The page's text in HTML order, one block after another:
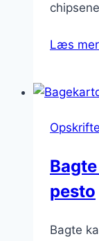
Læs
pesto
Bagte